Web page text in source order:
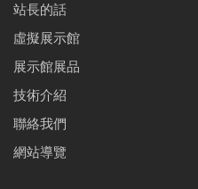
站長的話
虛擬展示館
展示館展品
技術介紹
聯絡我們
網站導覽